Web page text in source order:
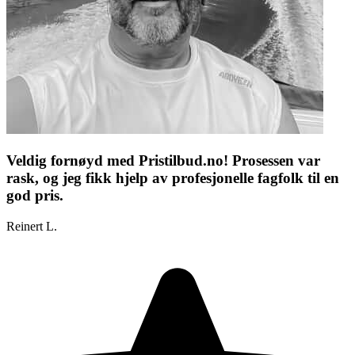
Veldig fornøyd med Pristilbud.no! Prosessen var
rask, og jeg fikk hjelp av profesjonelle fagfolk til en
god pris.
Reinert L.